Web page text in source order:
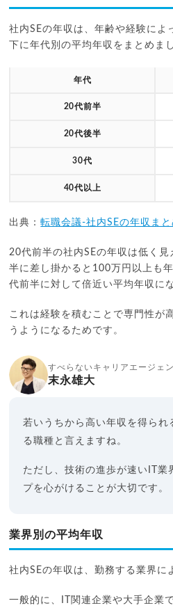
社内SEの年収は、年齢や経験によ
下に年代別の平均年収をまとめま
年代
20代前半
20代後半
30代
40代以上
出典：転職会議-社内SEの年収まと
20代前半の社内SEの年収は低く
半に差し掛かると100万円以上も
代前半に対して倍近い平均年収に
これは経験を積むことで専門性が
うようになるためです。
すべらないキャリアエージェ
末永雄大
若いうちから高い年収を得られ
る職種と言えますね。
ただし、技術の進歩が速いIT業
プを心がけることが大切です。
業界別の平均年収
社内SEの年収は、勤務する業界に
一般的に、IT関連企業や大手企業